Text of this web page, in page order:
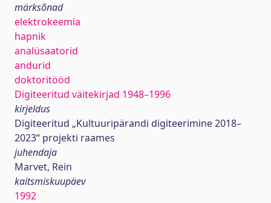
märksõnad
elektrokeemia
hapnik
analüsaatorid
andurid
doktoritööd
Digiteeritud väitekirjad 1948–1996
kirjeldus
Digiteeritud „Kultuuripärandi digiteerimine 2018–
2023“ projekti raames
juhendaja
Marvet, Rein
kaitsmiskuupäev
1992